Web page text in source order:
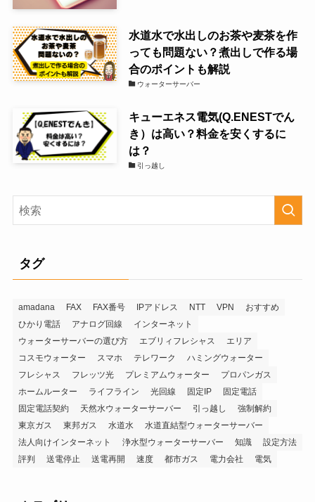
水道水で水出しのお茶や麦茶を作
っても問題ない？煮出しで作る場
合のポイントも解説
ウォーターサーバー
キューエネス電気(Q.ENESTでん
き）は高い？料金を安くするに
は？
引っ越し
タグ
amadana FAX FAX番号 IPアドレス NTT VPN
おすすめ
ひかり電話
アナログ回線
インターネット
ウォーターサーバーの選び方
エブリィフレシャス
エリア
コスモウォーター
スマホ テレワーク
ハミングウォーター
フレシャス
フレッツ光 プレミアムウォーター
プロパンガス
ホームルーター
ライフライン 光回線 固定IP
固定電話
固定電話契約
天然水ウォーターサーバー 引っ越し
強制解約
東京ガス
東邦ガス 水道水
水道直結型ウォーターサーバー
法人向けインターネット
浄水型ウォーターサーバー 知識
設定方法
評判
送電停止 送電再開 速度 都市ガス 電力会社 電気